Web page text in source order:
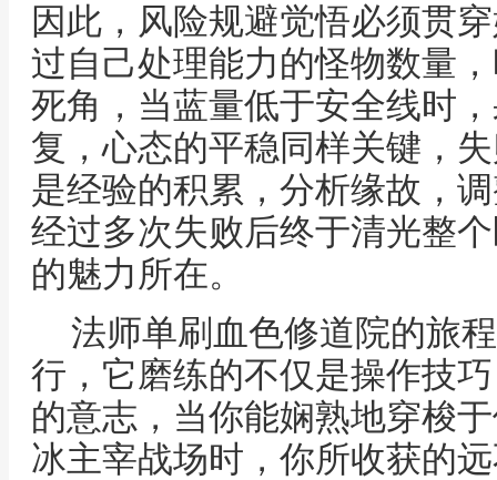
因此，风险规避觉悟必须贯
过自己处理能力的怪物数量
死角，当蓝量低于安全线时
复，心态的平稳同样关键，
是经验的积累，分析缘故，
经过多次失败后终于清光整
的魅力所在。
法师单刷血色修道院的旅
行，它磨练的不仅是操作技
的意志，当你能娴熟地穿梭
冰主宰战场时，你所收获的